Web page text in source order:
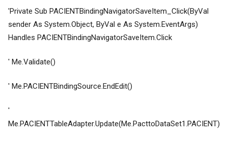
'Private Sub PACIENTBindingNavigatorSaveItem_Click(ByVal
sender As System.Object, ByVal e As System.EventArgs)
Handles PACIENTBindingNavigatorSaveItem.Click
' Me.Validate()
' Me.PACIENTBindingSource.EndEdit()
'
Me.PACIENTTableAdapter.Update(Me.PacttoDataSet1.PACIENT)